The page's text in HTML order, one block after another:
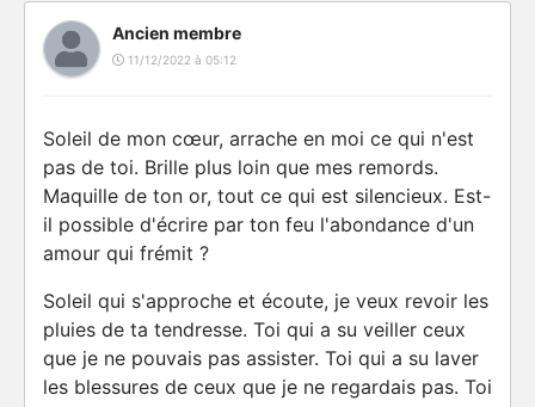
Ancien membre
11/12/2022 à 05:12
Soleil de mon cœur, arrache en moi ce qui n'est
pas de toi. Brille plus loin que mes remords.
Maquille de ton or, tout ce qui est silencieux. Est-
il possible d'écrire par ton feu l'abondance d'un
amour qui frémit ?
Soleil qui s'approche et écoute, je veux revoir les
pluies de ta tendresse. Toi qui a su veiller ceux
que je ne pouvais pas assister. Toi qui a su laver
les blessures de ceux que je ne regardais pas. Toi